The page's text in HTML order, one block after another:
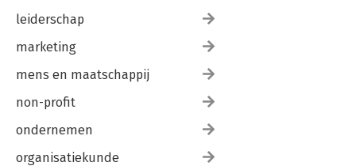
leiderschap
marketing
mens en maatschappij
non-profit
ondernemen
organisatiekunde